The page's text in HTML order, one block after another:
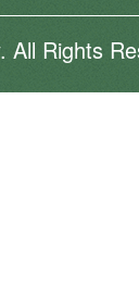
All Rights